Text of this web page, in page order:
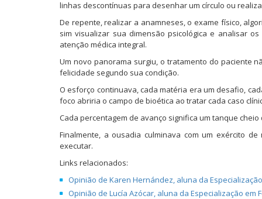
(
a
r
e
m
o
v
a
j
a
n
l
a
)
k
(
b
r
e
e
n
o
v
a
j
a
e
l
a
)
n
(
b
r
e
e
n
o
v
a
j
a
n
e
l
a
)
a
b
e
e
n
v
a
j
a
n
e
a
s
t
a
b
r
m
n
o
v
a
j
n
e
l
a
a
b
e
e
m
v
a
n
e
a
)
p
a
a
u
i
a
b
e
e
m
n
a
n
e
n
e
a
)
linhas descontínuas para desenhar um círculo ou
De repente, realizar a anamneses, o exame físico,
sim visualizar sua dimensão psicológica e analisar
atenção médica integral.
Um novo panorama surgiu, o tratamento do paciente
felicidade segundo sua condição.
O esforço continuava, cada matéria era um desafio,
foco abriria o campo de bioética ao tratar cada caso
Cada percentagem de avanço significa um tanque
Finalmente, a ousadia culminava com um exército
executar.
Links relacionados:
Opinião de Karen Hernández, aluna da
Opinião de Lucía Azócar, aluna da Especialização em